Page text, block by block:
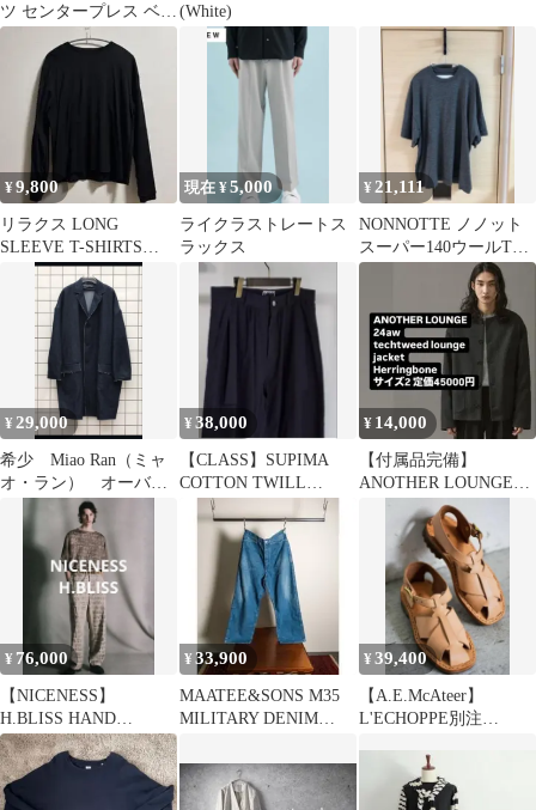
ツ センタープレス ベー
ジュ クリーム
(White)
¥9,800
リラクス LONG
SLEEVE T-SHIRTS
BLACK 46
現在 ¥5,000
ライクラストレートス
ラックス
¥ 21,111
NONNOTTE ノノット
スーパー140ウールTシ
ャツ 26ss
¥ 29,000
希少 Miao Ran（ミャ
オ・ラン） オーバー
サイズデニムコート
¥38,000
【CLASS】SUPIMA
COTTON TWILL
WORK PANTS 3
¥ 14,000
【付属品完備】
ANOTHER LOUNGE
24aw ツイードジャケッ
¥ 76,000
【NICENESS】
H.BLISS HAND
STENCIL PANTS /M
¥33,900
MAATEE&SONS M35
MILITARY DENIM
¥39,400
【A.E.McAteer】
L'ECHOPPE別注